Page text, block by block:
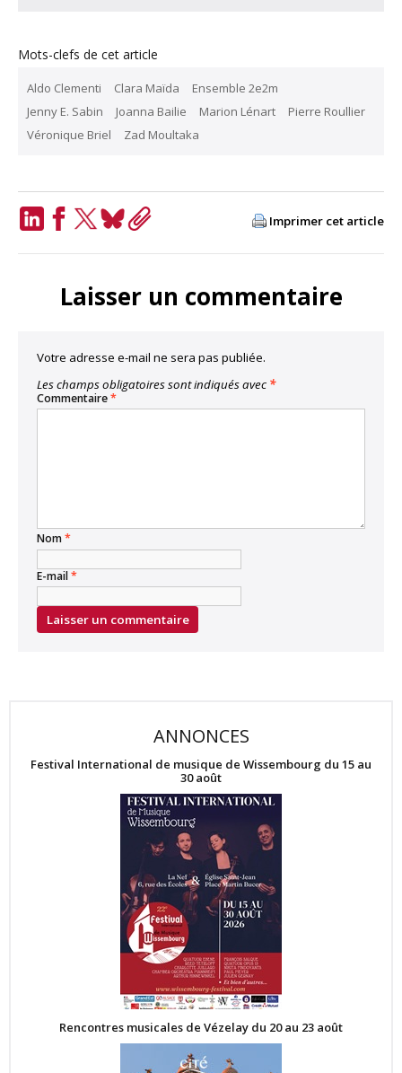
Mots-clefs de cet article
Aldo Clementi Clara Maïda
Ensemble 2e2m
Jenny E. Sabin
Joanna Bailie Marion Lénart
Pierre Roullier
Véronique Briel
Zad Moultaka
Imprimer cet article
Laisser un commentaire
Votre adresse e-mail ne sera pas publiée.
Les champs obligatoires sont indiqués avec *
Commentaire*
Nom*
E-mail*
ANNONCES
Festival International de musique de Wissembourg du 15 au
30 août
Rencontres musicales de Vézelay du 20 au 23 août